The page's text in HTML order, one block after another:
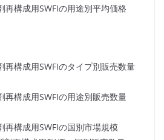
再構成用SWFIの用途別平均価格
再構成用SWFIのタイプ別販売数量
再構成用SWFIの用途別販売数量
再構成用SWFIの国別市場規模